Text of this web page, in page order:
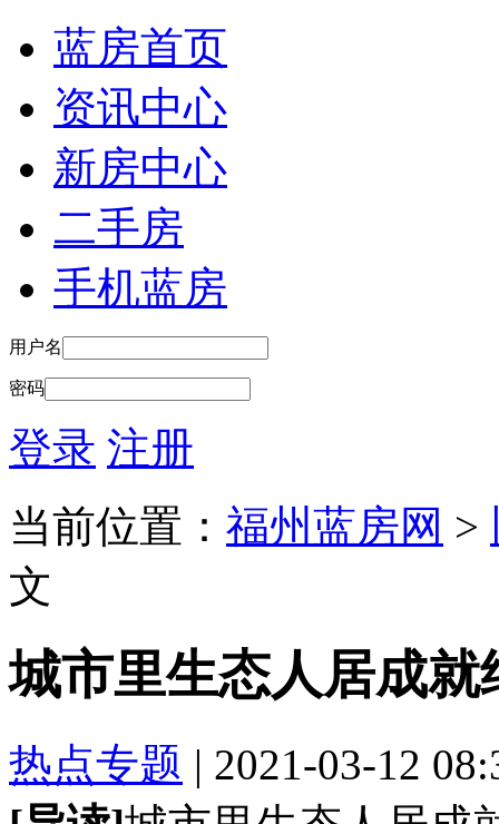
蓝房首页
资讯中心
新房中心
二手房
手机蓝房
用户名
密码
登录 注册
当前位置： 福州蓝房网 >
文
城市里生态人居成就
热点专题 | 2021-03-12